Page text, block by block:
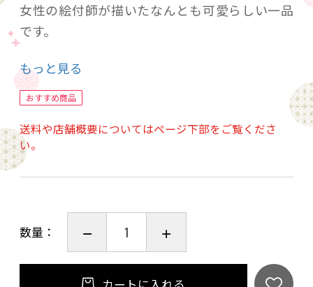
女性の絵付師が描いたなんとも可愛らしい一品
です。
大切な方への記念日に、誕生日の贈り物にもお
すすめ。
ご自宅でのくつろぎ時間を。
結び猫マグと。
◎ご購入を検討中のお客様へ
当作品はひとつひとつ手作業で作っております。
もっと見る
おすすめ商品
送料や店舗概要についてはページ下部をご覧くださ
い。
数量：